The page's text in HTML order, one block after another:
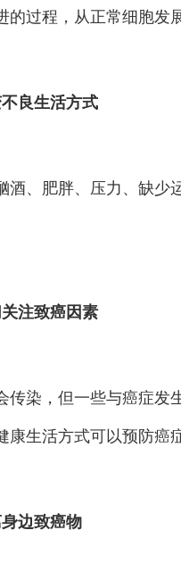
的过程，从正常细胞发
良生活方式
酒、肥胖、压力、缺少
注致癌因素
传染，但一些与癌症发
康生活方式可以预防癌
边致癌物